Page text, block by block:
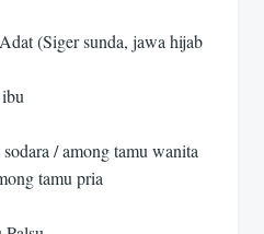
(Siger sunda, jawa hijab
/ among tamu wanita
tamu pria